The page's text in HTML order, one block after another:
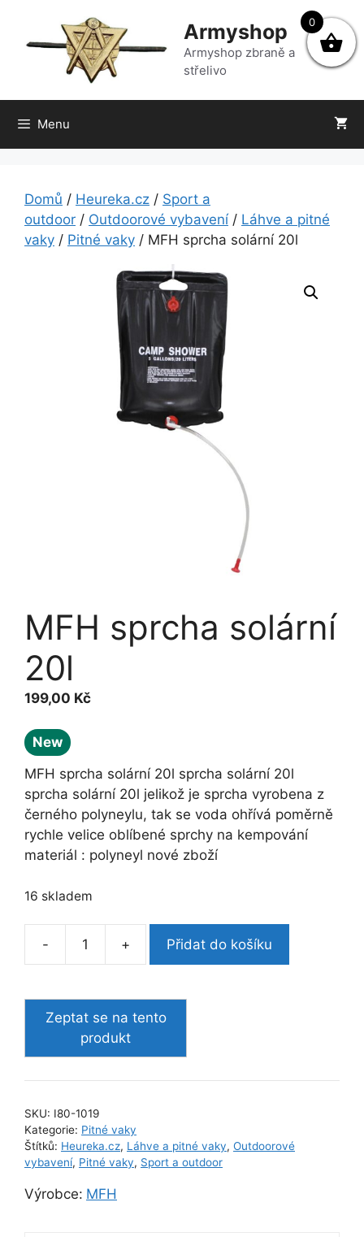
obsah
Armyshop
Armyshop zbraně a
střelivo
Menu
Domů / Heureka.cz / Sport a
outdoor / Outdoorové vybavení/ Láhve a pitné
vaky / Pitné vaky / MFH sprcha solární 20l
MFH sprcha solární
20l
199,00 Kč
New
MFH sprcha solární 20l sprcha solární 20l
sprcha solární 20l jelikož je sprcha vyrobena z
černého polyneylu, tak se voda ohřívá poměrně
rychle velice oblíbené sprchy na kempování
materiál : polyneyl nové zboží
16 skladem
-
MFH
20l
+ Přidat do košíku
SKU: I80-1019
Kategorie: Pitné vaky
Štítků: Heureka.cz, Láhve a pitné vaky, Outdoorové
vybavení, Pitné vaky, Sport a outdoor
Výrobce: MFH
0